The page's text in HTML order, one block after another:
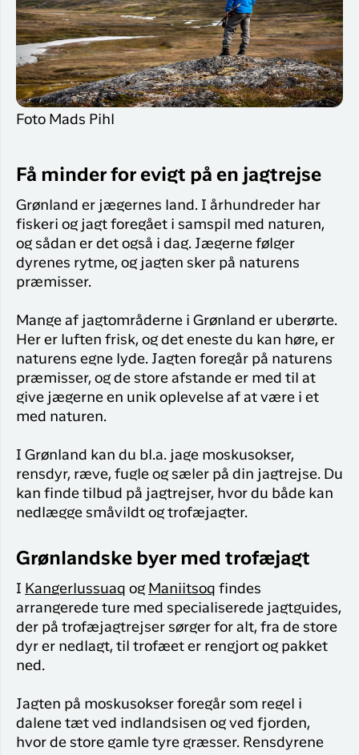
Flyrejser til
Qaqortoq
Flyrejser til
Har du glemt din adgangskode?
Ny Profil
Tilmeld dig gratis Club Timmisa og få en
masse eksklusive fordele. Læs mere om
Tilmeld dig Club Timmisa
Foto Mads Pihl
Få minder for evigt på en jagtrejse
Grønland er jægernes land. I århundreder har
fiskeri og jagt foregået i samspil med naturen,
og sådan er det også i dag. Jægerne følger
dyrenes rytme, og jagten sker på naturens
præmisser.
Mange af jagtområderne i Grønland er uberørte.
Her er luften frisk, og det eneste du kan høre, er
naturens egne lyde. Jagten foregår på naturens
præmisser, og de store afstande er med til at
give jægerne en unik oplevelse af at være i et
med naturen.
I Grønland kan du bl.a. jage moskusokser,
rensdyr, ræve, fugle og sæler på din jagtrejse. Du
kan finde tilbud på jagtrejser, hvor du både kan
nedlægge småvildt og trofæjagter.
Grønlandske byer med trofæjagt
I Kangerlussuaq og Maniitsoq findes
arrangerede ture med specialiserede jagtguides,
der på trofæjagtrejser sørger for alt, fra de store
dyr er nedlagt, til trofæet er rengjort og pakket
ned.
Jagten på moskusokser foregår som regel i
dalene tæt ved indlandsisen og ved fjorden,
hvor de store gamle tyre græsser. Rensdyrene